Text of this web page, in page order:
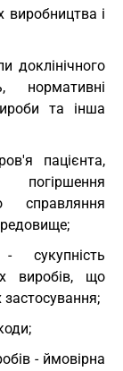
виробництва і
доклінічного
нормативні
та інша
пацієнта,
справляння
сукупність
виробів, що
застосування;
- ймовірна